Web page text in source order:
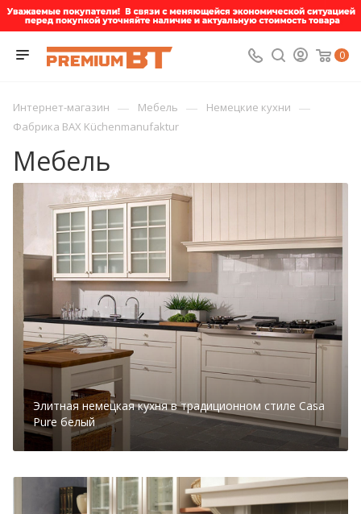
0
Интернет-магазин — Мебель — Немецкие кухни —
Фабрика BAX Küchenmanufaktur
Мебель
Элитная немецкая кухня в традиционном стиле Casa
Pure белый